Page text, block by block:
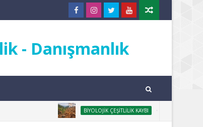
- Danışmanlık
BIYOLOJIK ÇEŞITLILIK KAYBI ORMANSIZLAŞMA